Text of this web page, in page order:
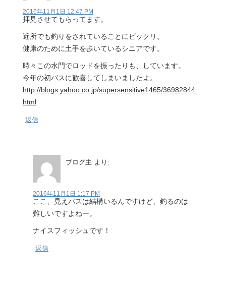
2016年11月1日 12:47 PM
拝見させてもらってます。
近所でも釣りをされていることにビックリ。
健康のために土手を歩いているシニアです。
時々この水門でロッドを振ったりも、しています。
今年の初バスに歓喜してしまいましたよ。
http://blogs.yahoo.co.jp/supersensitive1465/36982844.
html
返信
ブログ主 より:
2016年11月1日 1:17 PM
ここ、見えバスは結構いるんですけど、釣るのは
難しいですよねー。
ナイスフィッシュです！
返信